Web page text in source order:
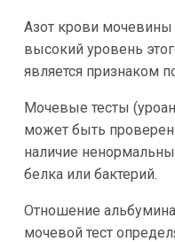
Азот крови мочевины
высокий уровень
является признаком
Мочевые тесты
может быть проверен
наличие
белка или бактерий.
Отношение
мочевой тест